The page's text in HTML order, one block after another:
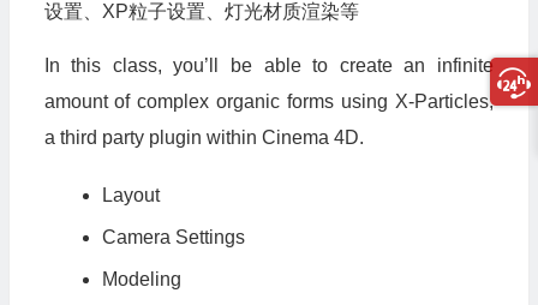
设置、XP粒子设置、灯光材质渲染等
In this class, you’ll be able to create an infinite
amount of complex organic forms using X-Particles,
a third party plugin within Cinema 4D.
Layout
Camera Settings
Modeling